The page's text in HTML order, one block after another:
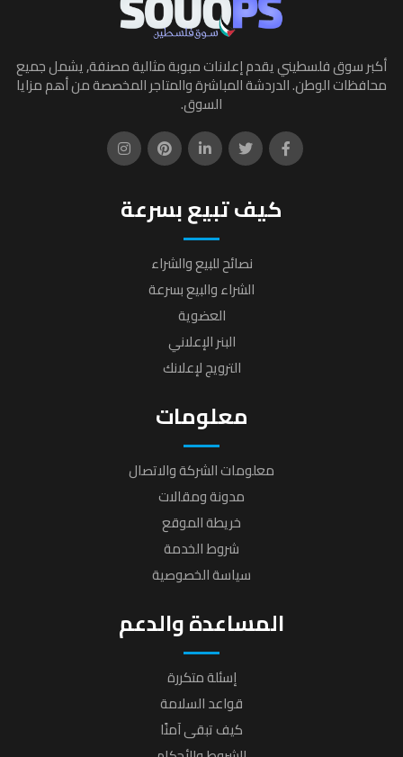
أكبر سوق فلسطيني يقدم إعلانات مبوبة مثالية مصنفة, يشمل جميع
محافظات الوطن. الدردشة المباشرة والمتاجر المخصصة من أهم مزايا
السوق.
كيف تبيع بسرعة
نصائح للبيع والشراء
الشراء والبيع بسرعة
العضوية
البنر الإعلاني
الترويج لإعلانك
معلومات
معلومات الشركة والاتصال
مدونة ومقالات
خريطة الموقع
شروط الخدمة
سياسة الخصوصية
المساعدة والدعم
إسئلة متكررة
قواعد السلامة
كيف تبقى آمنًا